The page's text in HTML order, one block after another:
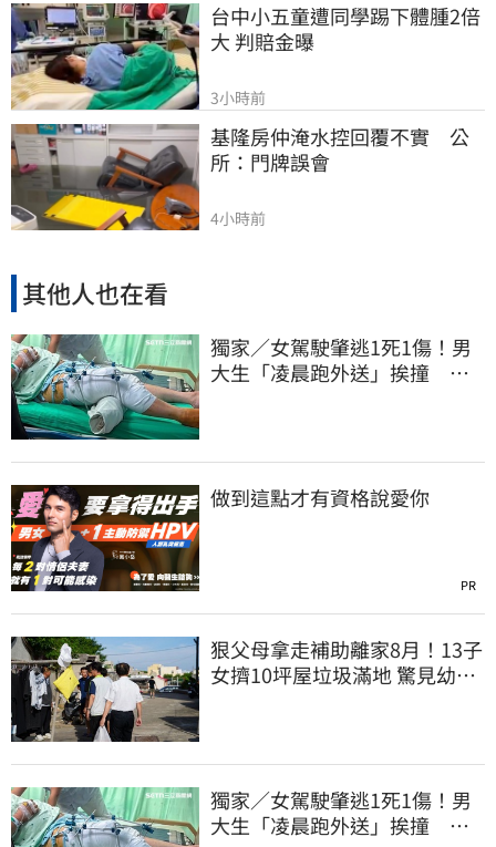
台中小五童遭同學踢下體腫2倍
大 判賠金曝
3小時前
基隆房仲淹水控回覆不實　公
所：門牌誤會
4小時前
其他人也在看
獨家／女駕駛肇逃1死1傷！男
大生「凌晨跑外送」挨撞 媽
做到這點才有資格說愛你
PR
狠父母拿走補助離家8月！13子
女擠10坪屋垃圾滿地 驚見幼童
獨家／女駕駛肇逃1死1傷！男
大生「凌晨跑外送」挨撞 媽